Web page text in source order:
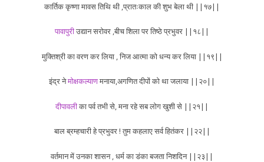
कार्तिक कृष्णा मावस तिथि थी ,प्रातःकाल की शुभ बेला थी ||१७||
पावापुरीउद्यान सरोवर ,बीच शिला पर तिष्ठे प्रभुवर ||१८||
मुक्तिश्री का वरण कर लिया , निज आत्मा को धन्य कर लिया ||१९||
इंद्र नेमोक्षकल्याणमनाया,अगणित दीपों को था जलाया ||२०||
दीपावलीका पर्व तभी से, मना रहे सब लोग खुशी से ||२१||
बाल ब्रम्हचारी हे प्रभुवर ! तुम कहलाए सर्व हितंकर ||२२||
वर्तमान में उनका शासन , धर्म का डंका बजता निशदिन ||२३||